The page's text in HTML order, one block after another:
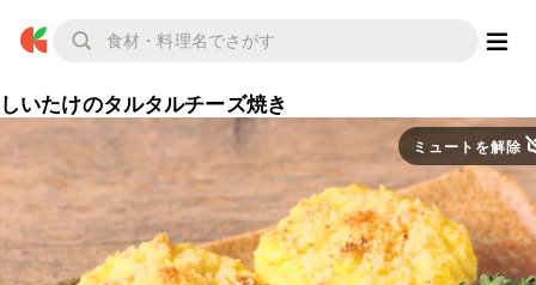
しいたけのタルタルチーズ焼き
ミュートを解除